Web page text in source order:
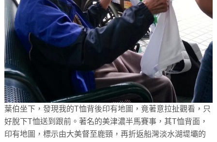
葉伯坐下，發現我的T恤背後印有地圖，竟著意拉扯觀看，只
好脫下T恤送到跟前。著名的美津濃半馬賽事，其T恤背面，
印有地圖，標示由大美督至鹿頸，再折返船灣淡水湖堤壩的